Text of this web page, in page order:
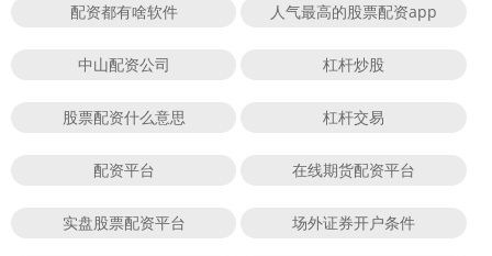
配资都有啥软件 人气最高的股票配资app
中山配资公司 杠杆炒股
股票配资什么意思 杠杆交易
配资平台 在线期货配资平台
实盘股票配资平台 场外证券开户条件